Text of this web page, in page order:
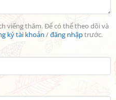
viếng thăm. Để có thể theo dõi và
ký tài khoản /đăng nhậptrước.